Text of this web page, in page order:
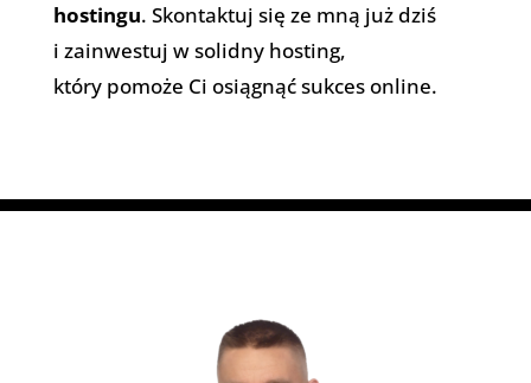
hostingu. Skontaktuj się ze mną już dziś
i zainwestuj w solidny hosting,
który pomoże Ci osiągnąć sukces online.